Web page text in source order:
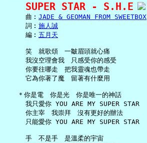
SUPER STAR - S.H.E
     曲︰
JADE & GEOMAN FROM SWEETBOX
     詞︰
施人誠
     編︰
五月天
     笑　就歌頌　一皺眉頭就心痛
     我沒空理會我　只感受你的感受
     你要往哪走　把我靈魂也帶走
     它為你著了魔　留著有什麼用
   ＊你是電　你是光　你是唯一的神話
     我只愛你 YOU ARE MY SUPER STAR
     你主宰　我崇拜　沒有更好的辦法
     只能愛你 YOU ARE MY SUPER STAR
     手　不是手　是溫柔的宇宙